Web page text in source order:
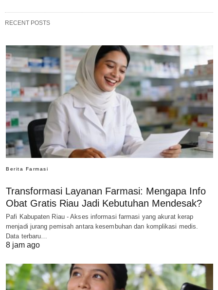
RECENT POSTS
Berita Farmasi
Transformasi Layanan Farmasi: Mengapa Info
Obat Gratis Riau Jadi Kebutuhan Mendesak?
Pafi Kabupaten Riau - Akses informasi farmasi yang akurat kerap
menjadi jurang pemisah antara kesembuhan dan komplikasi medis.
Data terbaru…
8 jam ago